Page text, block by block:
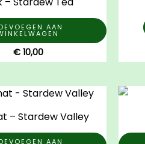
AAN
€10,00
– Stardew Valley
AAN